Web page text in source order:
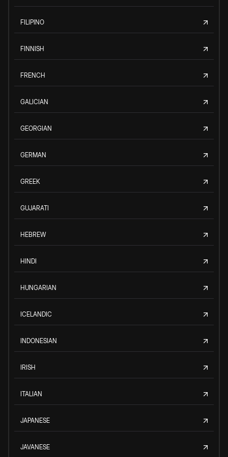
FILIPINO
FINNISH
FRENCH
GALICIAN
GEORGIAN
GERMAN
GREEK
GUJARATI
HEBREW
HINDI
HUNGARIAN
ICELANDIC
INDONESIAN
IRISH
ITALIAN
JAPANESE
JAVANESE